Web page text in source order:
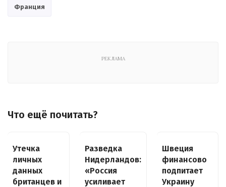
Франция
РЕКЛАМА
Что ещё почитать?
Утечка
личных
данных
британцев и
Разведка
Нидерландов:
«Россия
усиливает
Швеция
финансово
подпитает
Украину